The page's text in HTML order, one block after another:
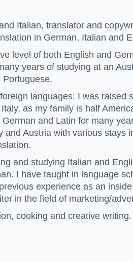
Italian, translator and
in German, Italian and
level of both English and
years of studying at an
languages: I was raised
as my family is half
and Latin for many
and Austria with various stays
and studying Italian and
I have taught in language
experience as an
in the field of marketing/
cooking and creative writing.